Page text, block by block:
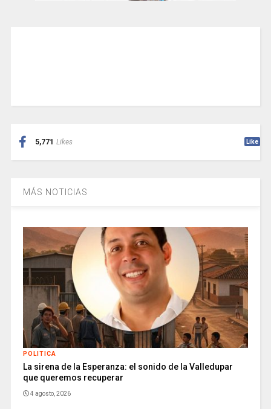
5,771 Likes Like
MÁS NOTICIAS
POLITICA
La sirena de la Esperanza: el sonido de la Valledupar
que queremos recuperar
4 agosto, 2026